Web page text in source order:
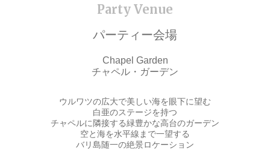
パーティー会場
Chapel Garden
チャペル・ガーデン
ウルワツの広大で美しい海を眼下に望む
白亜のステージを持つ
チャペルに隣接する緑豊かな高台のガーデン
空と海を水平線まで一望する
バリ島随一の絶景ロケーション